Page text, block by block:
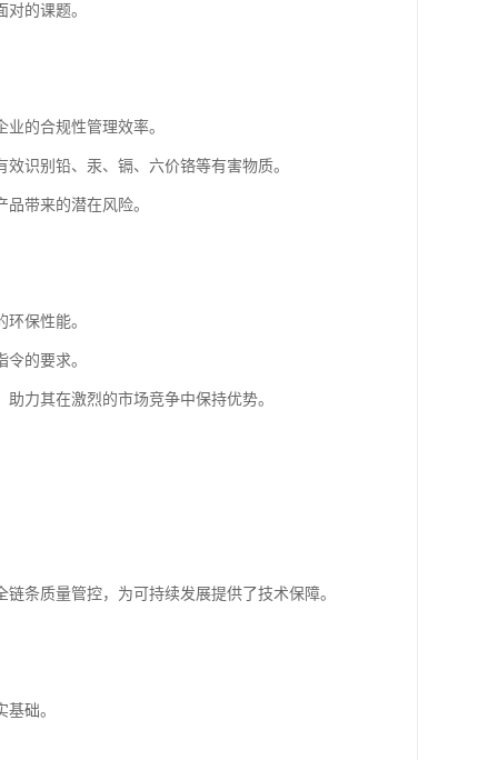
的课题。
的合规性管理效率。
识别铅、汞、镉、六价铬等有害物质。
带来的潜在风险。
保性能。
的要求。
力其在激烈的市场竞争中保持优势。
条质量管控，为可持续发展提供了技术保障。
础。